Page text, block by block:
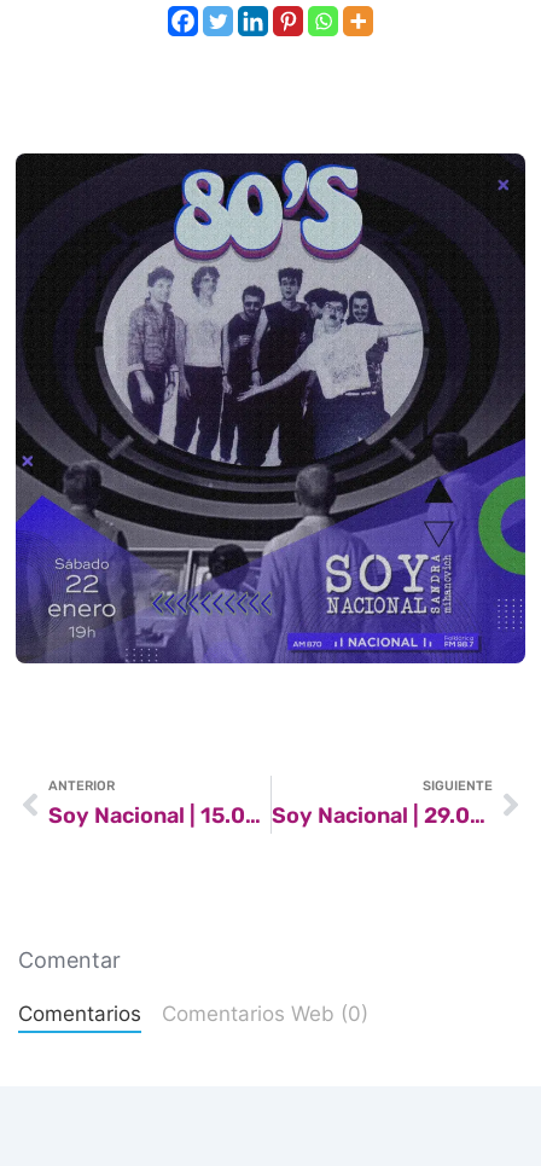
ANTERIOR
Soy Nacional | 15.01.2022
SIGUIENTE
Soy Nacional | 29.01.2022
Comentar
Comentarios Comentarios Web (0)